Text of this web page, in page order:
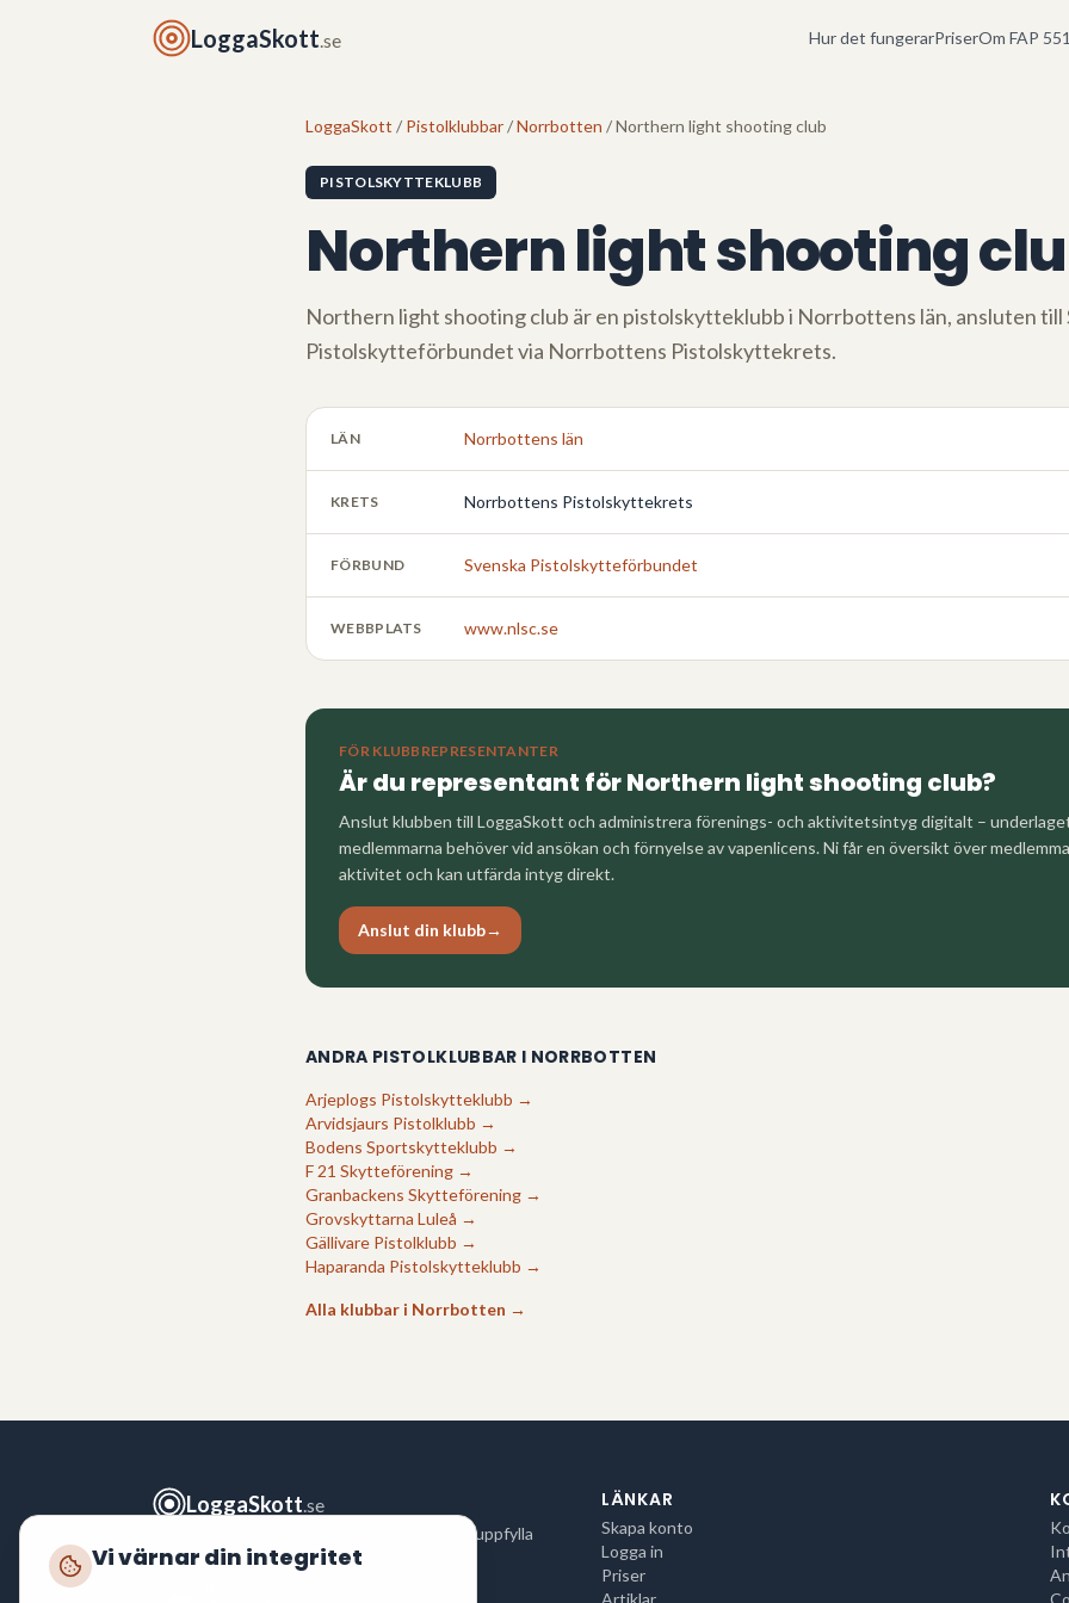
LoggaSkott.se Hur det fungerarPriserOm FAP
LoggaSkott / Pistolklubbar/Norrbotten / Northern light shooting club
PISTOLSKYTTEKLUBB
Northern light shooting
Northern light shooting club är en pistolskytteklubb i Norrbottens län, ansluten till
Pistolskytteförbundet via Norrbottens Pistolskyttekrets.
LÄN Norrbottens län
KRETS Norrbottens Pistolskyttekrets
FÖRBUND Svenska Pistolskytteförbundet
WEBBPLATS www.nlsc.se
FÖR KLUBBREPRESENTANTER
Är du representant förNorthern light shooting club?
Anslut klubben till LoggaSkott och administrera förenings- och aktivitetsintyg digitalt –
medlemmarna behöver vid ansökan och förnyelse av vapenlicens. Ni får en översikt över
aktivitet och kan utfärda intyg direkt.
Anslut din klubb→
ANDRA PISTOLKLUBBAR I NORRBOTTEN
Arjeplogs Pistolskytteklubb →
Arvidsjaurs Pistolklubb →
Bodens Sportskytteklubb →
F 21 Skytteförening →
Granbackens Skytteförening →
Grovskyttarna Luleå →
Gällivare Pistolklubb →
Haparanda Pistolskytteklubb →
Alla klubbar i Norrbotten →
LoggaSkott.se
Logga ditt skytte snabbt och enkelt för att uppfylla
polisens krav enligtFAP 551-3
LÄNKAR
Skapa konto
Logga in
Priser
Artiklar
Vi värnar din integritet